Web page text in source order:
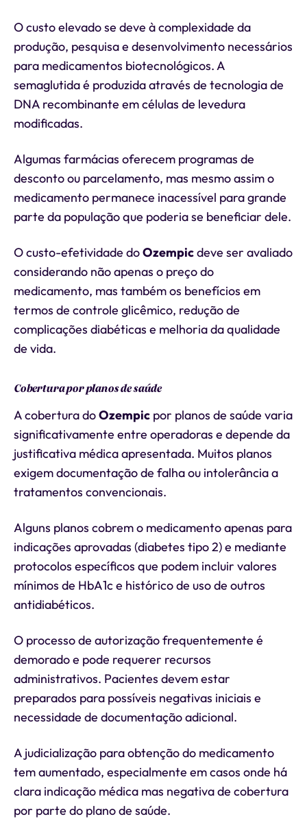
O custo elevado se deve à complexidade da
produção, pesquisa e desenvolvimento necessários
para medicamentos biotecnológicos. A
semaglutida é produzida através de tecnologia de
DNA recombinante em células de levedura
modificadas.
Algumas farmácias oferecem programas de
desconto ou parcelamento, mas mesmo assim o
medicamento permanece inacessível para grande
parte da população que poderia se beneficiar dele.
O custo-efetividade doOzempicdeve ser avaliado
considerando não apenas o preço do
medicamento, mas também os benefícios em
termos de controle glicêmico, redução de
complicações diabéticas e melhoria da qualidade
de vida.
Cobertura por planos de saúde
A cobertura doOzempic por planos de saúde varia
significativamente entre operadoras e depende da
justificativa médica apresentada. Muitos planos
exigem documentação de falha ou intolerância a
tratamentos convencionais.
Alguns planos cobrem o medicamento apenas para
indicações aprovadas (diabetes tipo 2) e mediante
protocolos específicos que podem incluir valores
mínimos de HbA1c e histórico de uso de outros
antidiabéticos.
O processo de autorização frequentemente é
demorado e pode requerer recursos
administrativos. Pacientes devem estar
preparados para possíveis negativas iniciais e
necessidade de documentação adicional.
A judicialização para obtenção do medicamento
tem aumentado, especialmente em casos onde há
clara indicação médica mas negativa de cobertura
por parte do plano de saúde.